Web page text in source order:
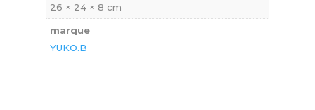
26 × 24 × 8 cm
marque
YUKO.B